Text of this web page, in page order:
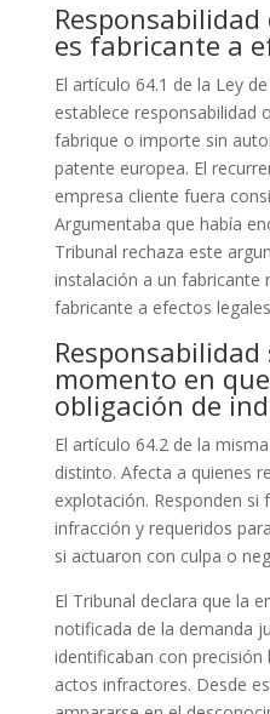
es fabricante a
El artículo 64.1 de la Ley
establece responsabilidad
fabrique o importe sin
patente europea. El
empresa cliente fuera
Argumentaba que había
Tribunal rechaza este
instalación a un fabricante
fabricante a efectos
momento en
obligación de
El artículo 64.2 de la
distinto. Afecta a quienes
explotación. Responden si
infracción y requeridos
si actuaron con culpa o
El Tribunal declara que la
notificada de la demanda
identificaban con
actos infractores. Desde